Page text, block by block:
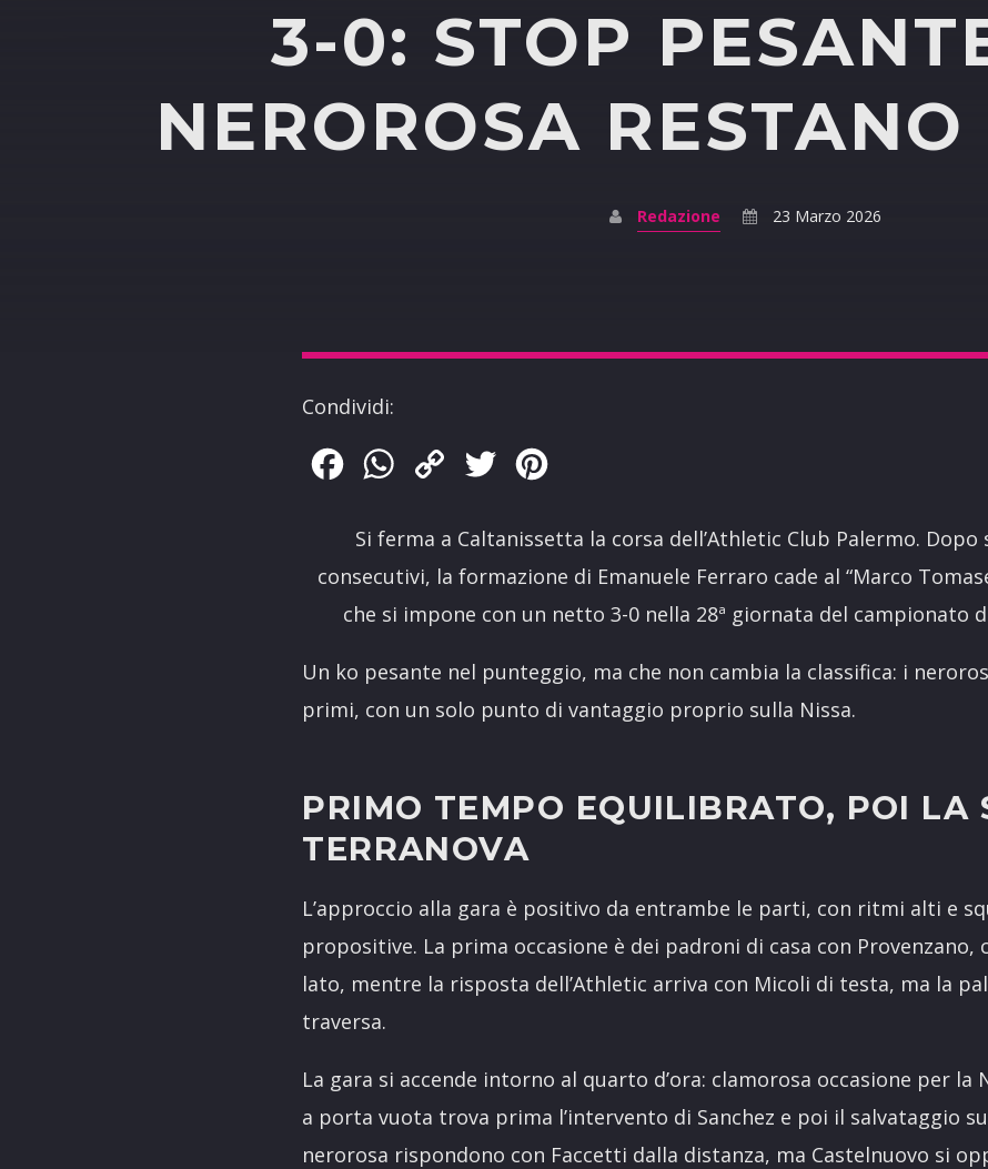
3-0: STOP
NEROROSA
Redazione 23 Marzo 2026
Condividi:
FacebookWhatsApp
Copy
Twitter
Si ferma a Caltanissetta la corsa dell’Athletic Club Palermo.
consecutivi, la formazione di Emanuele Ferraro cade al “Marco
che si impone con un netto 3-0 nella 28ª giornata del campionato
Un ko pesante nel punteggio, ma che non cambia la classifica: i
primi, con un solo punto di vantaggio proprio sulla Nissa.
PRIMO TEMPO EQUILIBRATO, POI LA
TERRANOVA
L’approccio alla gara è positivo da entrambe le parti, con ritmi alti e
propositive. La prima occasione è dei padroni di casa con Provenzano,
lato, mentre la risposta dell’Athletic arriva con Micoli di testa, ma la
traversa.
La gara si accende intorno al quarto d’ora: clamorosa occasione per la
a porta vuota trova prima l’intervento di Sanchez e poi il salvataggio
nerorosa rispondono con Faccetti dalla distanza, ma Castelnuovo si